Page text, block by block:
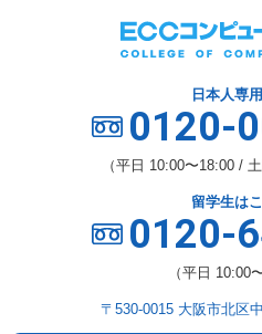
日本人専
0120-
（平日 10:00〜18:00 /
留学生は
0120-
（平日 10:00
〒530-0015 大阪市北区